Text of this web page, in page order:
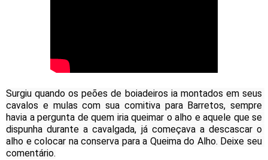
Surgiu quando os peões de boiadeiros ia montados em seus
cavalos e mulas com sua comitiva para Barretos, sempre
havia a pergunta de quem iria queimar o alho e aquele que se
dispunha durante a cavalgada, já começava a descascar o
alho e colocar na conserva para a Queima do Alho. Deixe seu
comentário.